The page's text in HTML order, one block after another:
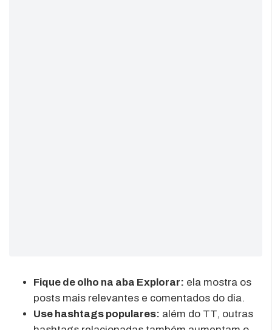
Fique de olho na aba Explorar: ela mostra os
posts mais relevantes e comentados do dia.
Use hashtags populares: além do TT, outras